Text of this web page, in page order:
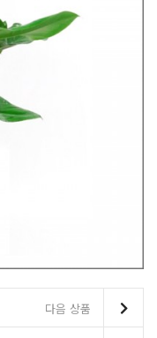
다음 상품